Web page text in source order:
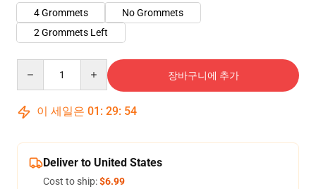
4 Grommets
No Grommets
2 Grommets Left
장바구니에 추가
이 세일은 01 : 29: 54
Deliver to United States
Cost to ship:$6.99